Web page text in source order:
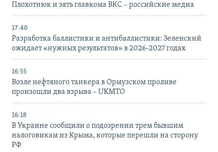
Плохотнюк и зять главкома ВКС – российские медиа
17:40
Разработка баллистики и антибаллистики: Зеленский
ожидает «нужных результатов» в 2026-2027 годах
16:55
Возле нефтяного танкера в Ормузском проливе
произошли два взрыва – UKMTO
16:18
В Украине сообщили о подозрении трем бывшим
налоговикам из Крыма, которые перешли на сторону
РФ